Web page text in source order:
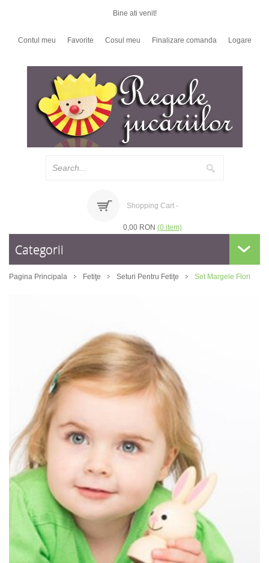
Bine ati venit!
Contul meu Favorite Cosul meu Finalizare comanda Logare
Shopping Cart -
0,00 RON (0 item)
Categorii
Pagina Principala Fetiţe Seturi Pentru Fetiţe Set Margele Flori